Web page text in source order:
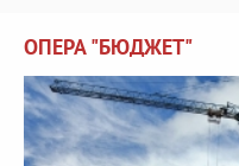
ОПЕРА "БЮДЖЕТ"